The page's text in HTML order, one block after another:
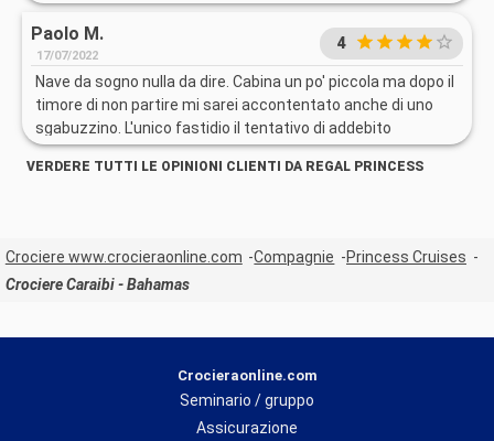
visto che appena ci si alzava da tavola per prendere altro
dal buffet, veniva sparecchiata la tavola. La qualità del e
varietà del cibo sono ottime . Unica carenza, il caffè
espresso in stile italiano non è presente, Molto apprezzati i
servizi di pulizia delle stanze (anche 2 volte al giorno), di
fornitura dei teli da bagno per la piscina. Aria condizionata
un po' troppo alta e orari dei pasti serali da ampliare, visto
che oltre le 22 non c'era più nessun buffet disponibile.
Paolo M.
17/07/2022
4
Nave da sogno nulla da dire. Cabina un po' piccola ma dopo il
timore di non partire mi sarei accontentato anche di uno
sgabuzzino. L'unico fastidio il tentativo di addebito
automatico delle mance, prassi discutibile.
VERDERE TUTTI LE OPINIONI CLIENTI DA REGAL PRINCESS
Crociere www.crocieraonline.com Compagnie
Princess Cruises
Crociere Caraibi - Bahamas
Crocieraonline.com
Seminario / gruppo
Assicurazione